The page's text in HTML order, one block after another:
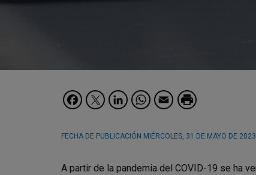
Facebook
Twitter
LinkedIn
WhatsApp
Email
FECHA DE PUBLICACIÓN MIÉRCOLES, 31 DE MAYO DE 2023
A partir de la pandemia del COVID-19 se ha